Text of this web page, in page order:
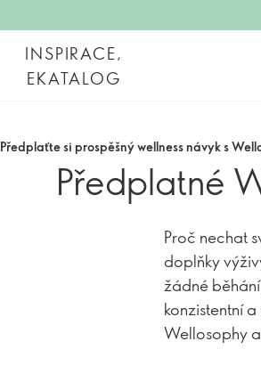
INSPIRACE,
EKATALOG
Předplaťte si prospěšný wellness návyk s
Předplatné
Proč nechat
doplňky
žádné
konzistentní
Wellosophy